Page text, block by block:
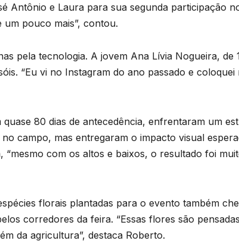
Antônio e Laura para sua segunda participação
pouco mais”, contou.
pela tecnologia. A jovem Ana Lívia Nogueira,
“Eu vi no Instagram do ano passado e
quase 80 dias de antecedência, enfrentaram um
campo, mas entregaram o impacto visual
“mesmo com os altos e baixos, o resultado foi
florais plantadas para o evento também
corredores da feira. “Essas flores são
da agricultura”, destaca Roberto.